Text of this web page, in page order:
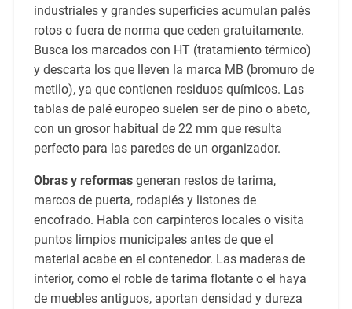
industriales y grandes superficies acumulan palés
rotos o fuera de norma que ceden gratuitamente.
Busca los marcados con HT (tratamiento térmico)
y descarta los que lleven la marca MB (bromuro de
metilo), ya que contienen residuos químicos. Las
tablas de palé europeo suelen ser de pino o abeto,
con un grosor habitual de 22 mm que resulta
perfecto para las paredes de un organizador.
Obras y reformasgeneran restos de tarima,
marcos de puerta, rodapiés y listones de
encofrado. Habla con carpinteros locales o visita
puntos limpios municipales antes de que el
material acabe en el contenedor. Las maderas de
interior, como el roble de tarima flotante o el haya
de muebles antiguos, aportan densidad y dureza